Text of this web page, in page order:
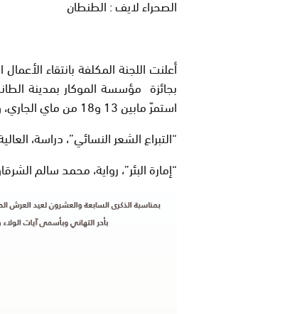
الصحراء لايف : الطنطان
استمرّ مابين 13 و18 من ماي الجاري، وكانت الجائزة بالتساوي بين خمسة مؤلفات، هي بالترتيب الأبجدي:
“التبراع الشعر النسائي”، دراسة،
“إمارة البئر”، رواية، محمد سالم